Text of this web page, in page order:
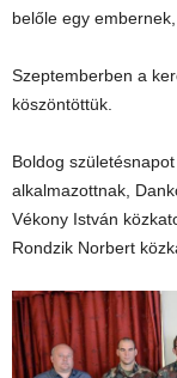
belőle egy
Szeptemberben a
köszöntöttük.
Boldog
alkalmazottnak,
Vékony István
Rondzik Norbert